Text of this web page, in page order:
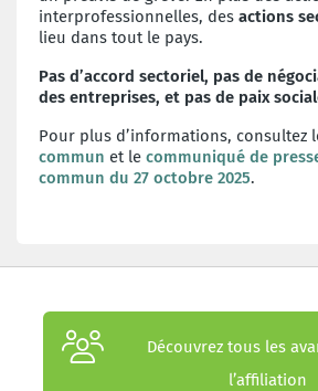
interprofessionnelles, des actions
lieu dans tout le pays.
Pas d’accord sectoriel, pas de
des entreprises, et pas de paix
Pour plus d’informations, consultez
commun et le communiqué de
commun du 27 octobre 2025.
Découvrez tous les
l’affiliation